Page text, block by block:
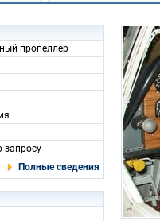
пропеллер
запросу
Полные сведения